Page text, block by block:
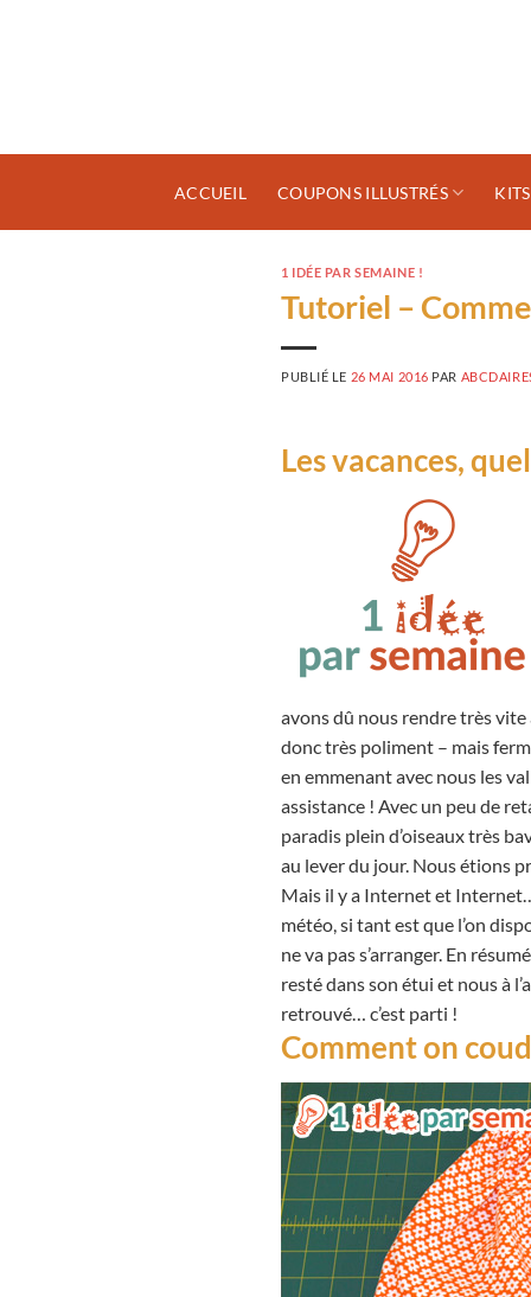
ACCUEIL COUPONS ILLUSTRÉS
1 IDÉE PAR SEMAINE !
Tutoriel –
PUBLIÉ LE 26 MAI 2016 PAR
Les vacances,
avons dû nous rendre très vite
donc très poliment – mais
en emmenant avec nous les
assistance ! Avec un peu de
paradis plein d’oiseaux très
au lever du jour. Nous étions
Mais il y a Internet et
météo, si tant est que l’on
ne va pas s’arranger. En
resté dans son étui et nous à
retrouvé… c’est parti !
Comment on